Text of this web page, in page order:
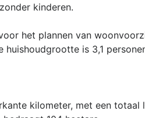
kinderen.
het plannen van
is 3,1
kilometer, met een totaal